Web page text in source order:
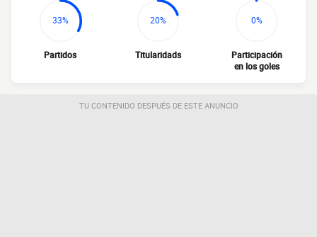
33%
Partidos
20%
Titularidads
0%
Participación
en los goles
TU CONTENIDO DESPUÉS DE ESTE ANUNCIO